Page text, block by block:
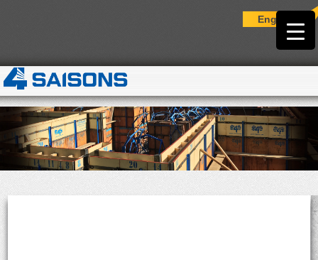
English